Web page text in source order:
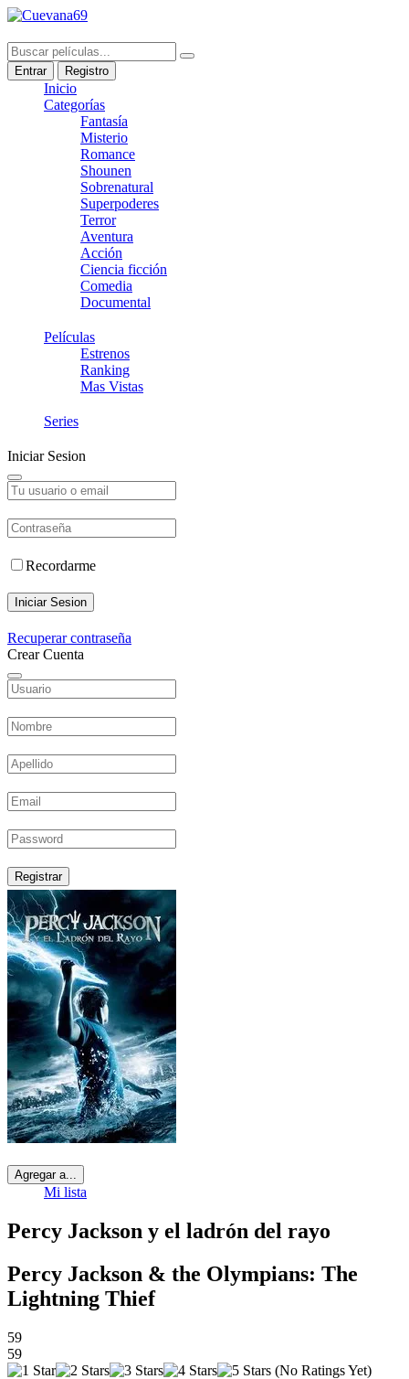
Entrar Registro
Inicio
Categorías
Fantasía
Misterio
Romance
Shounen
Sobrenatural
Superpoderes
Terror
Aventura
Acción
Ciencia ficción
Comedia
Documental
Películas
Estrenos
Ranking
Mas Vistas
Series
Iniciar Sesion
Recordarme
Iniciar Sesion
Recuperar contraseña
Crear Cuenta
Registrar
Agregar a...
Mi lista
Percy Jackson y el ladrón del rayo
Percy Jackson & the Olympians: The
Lightning Thief
59
59
(No Ratings Yet)